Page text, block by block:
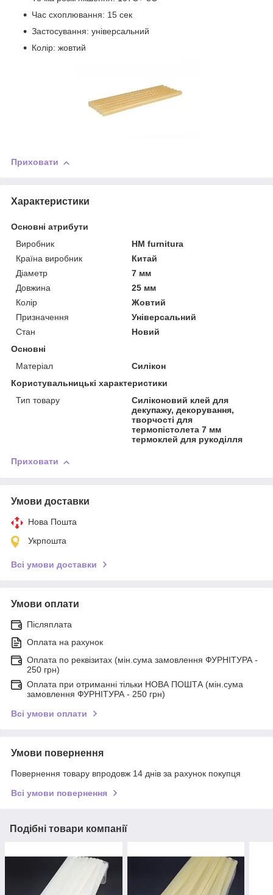
Час схоплювання: 15 сек
Застосування: універсальний
Колір: жовтий
Приховати
Характеристики
Основні атрибути
Виробник
HM furnitura
Країна виробник
Китай
Діаметр
7 мм
Довжина
25 мм
Колір
Жовтий
Призначення
Універсальний
Стан
Новий
Основні
Матеріал
Силікон
Користувальницькі характеристики
Тип товару
Силіконовий клей для
декупажу, декорування,
творчості для
термопістолета 7 мм
термоклей для рукоділля
Приховати
Умови доставки
Нова Пошта
Укрпошта
Всі умови доставки
Умови оплати
Післяплата
Оплата на рахунок
Оплата по реквізитах (мін.сума замовлення ФУРНІТУРА -
250 грн)
Оплата при отриманні тільки НОВА ПОШТА (мін.сума
замовлення ФУРНІТУРА - 250 грн)
Всі умови оплати
Умови повернення
Повернення товару впродовж 14 днів за рахунок покупця
Всі умови повернення
Подібні товари компанії